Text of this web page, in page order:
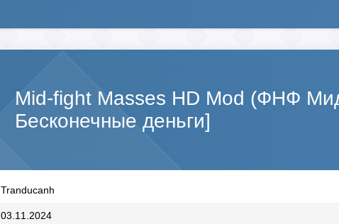
Mid-fight Masses HD Mod (ФНФ
Бесконечные деньги]
Tranducanh
03.11.2024